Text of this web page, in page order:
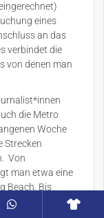
eines
an das
verbindet die
von denen man
die Metro
Woche
Strecken
Von
man etwa eine
Beach. Bis
noch